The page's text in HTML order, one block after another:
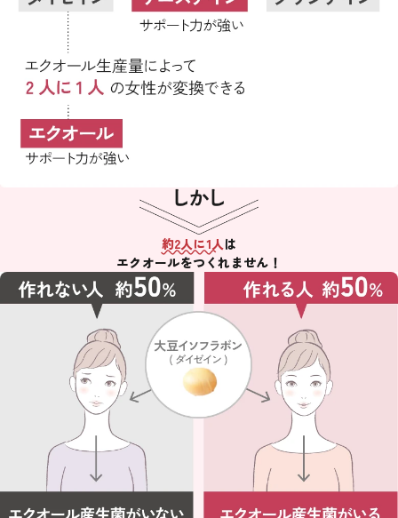
約2人に1人は
エクオールをつくれません！